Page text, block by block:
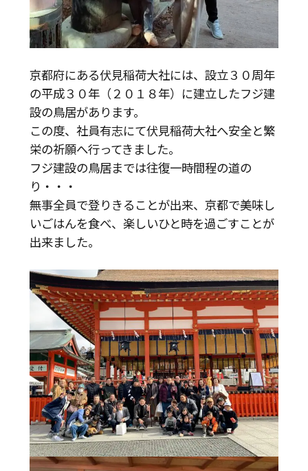
京都府にある伏見稲荷大社には、設立３０周年
の平成３０年（２０１８年）に建立したフジ建
設の鳥居があります。
この度、社員有志にて伏見稲荷大社へ安全と繁
栄の祈願へ行ってきました。
フジ建設の鳥居までは往復一時間程の道の
り・・・
無事全員で登りきることが出来、京都で美味し
いごはんを食べ、楽しいひと時を過ごすことが
出来ました。